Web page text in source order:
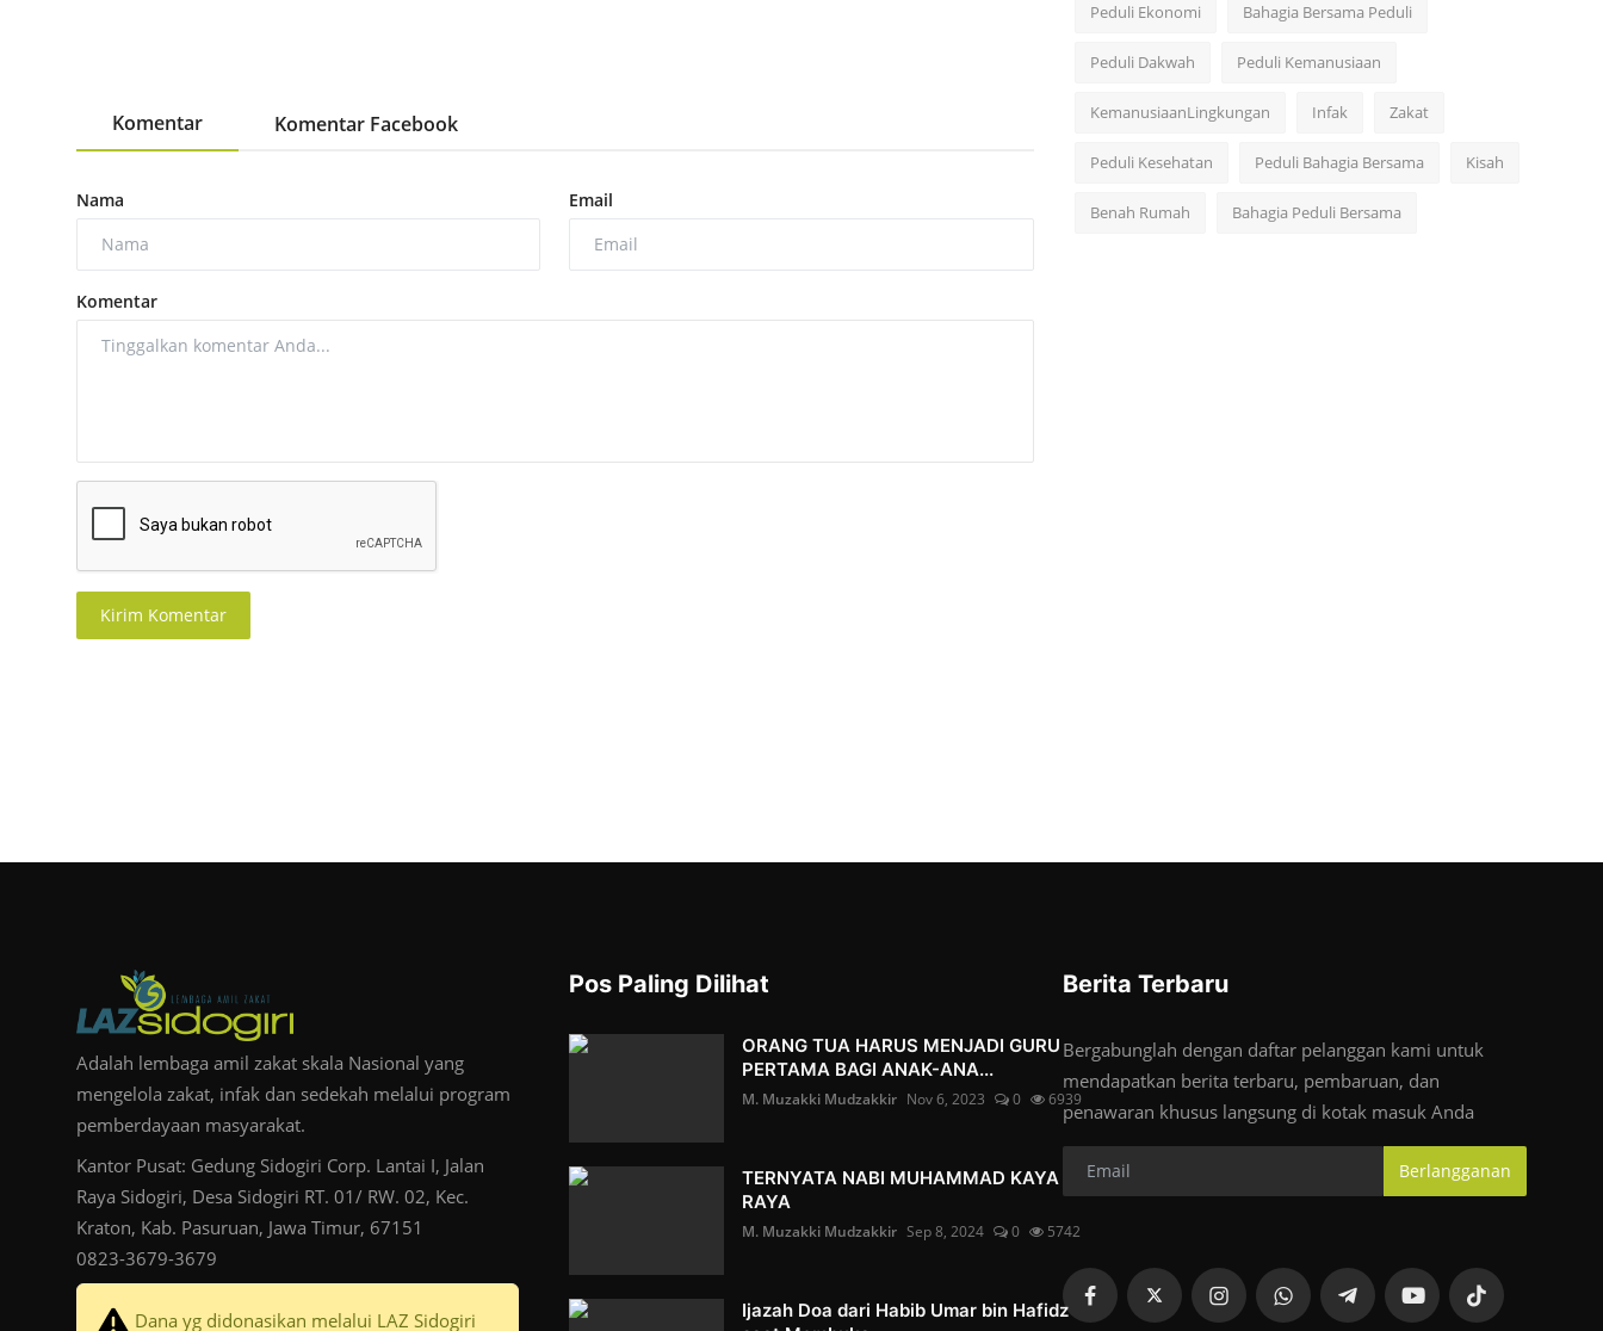
Komentar Komentar Facebook
Nama Email
Komentar
Kirim Komentar
Peduli Ekonomi Bahagia Bersama Peduli
Peduli Dakwah Peduli Kemanusiaan
KemanusiaanLingkungan Infak Zakat
Peduli Kesehatan Peduli Bahagia Bersama Kisah
Benah Rumah Bahagia Peduli Bersama
Adalah lembaga amil zakat skala Nasional yang
mengelola zakat, infak dan sedekah melalui program
pemberdayaan masyarakat.
Kantor Pusat: Gedung Sidogiri Corp. Lantai I, Jalan
Raya Sidogiri, Desa Sidogiri RT. 01/ RW. 02, Kec.
Kraton, Kab. Pasuruan, Jawa Timur, 67151
0823-3679-3679
Dana yg didonasikan melalui LAZ Sidogiri
Pos Paling Dilihat
ORANG TUA HARUS MENJADI GURU
PERTAMA BAGI ANAK-ANA...
M. Muzakki Mudzakkir Nov 6, 2023 0 6939
TERNYATA NABI MUHAMMAD KAYA
RAYA
M. Muzakki Mudzakkir Sep 8, 2024 0 5742
Ijazah Doa dari Habib Umar bin Hafidz
Berita Terbaru
Bergabunglah dengan daftar pelanggan kami untuk
mendapatkan berita terbaru, pembaruan, dan
penawaran khusus langsung di kotak masuk Anda
Berlangganan